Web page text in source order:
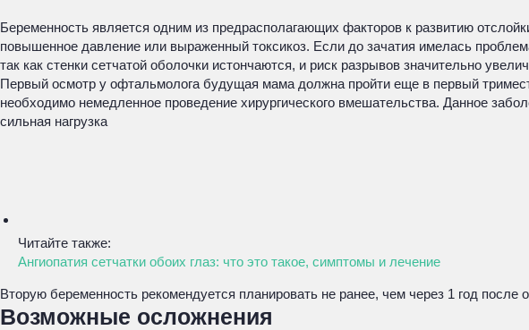
Беременность является одним из предрасполагающих факторов к развитию
повышенное давление или выраженный токсикоз. Если до зачатия имелась
так как стенки сетчатой оболочки истончаются, и риск разрывов значительно
Первый осмотр у офтальмолога будущая мама должна пройти еще в первый
необходимо немедленное проведение хирургического вмешательства. Данное
сильная нагрузка
Читайте также:
Ангиопатия сетчатки обоих глаз: что это такое, симптомы и лечение
Вторую беременность рекомендуется планировать не ранее, чем через 1 год после
Возможные осложнения